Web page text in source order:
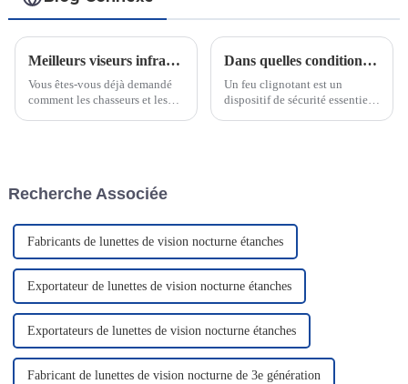
Meilleurs viseurs infrarouges pour chasseurs et professionnels de la tactique en 2025
Vous êtes-vous déjà demandé
comment les chasseurs et les
thermiques et transforment les
nettes…
Dans quelles conditions les lampes clignotantes peuvent-elles être utilisées ?
Un feu clignotant est un
dispositif de sécurité essentiel
Recherche Associée
Fabricants de lunettes de vision nocturne étanches
Exportateur de lunettes de vision nocturne étanches
Exportateurs de lunettes de vision nocturne étanches
Fabricant de lunettes de vision nocturne de 3e génération